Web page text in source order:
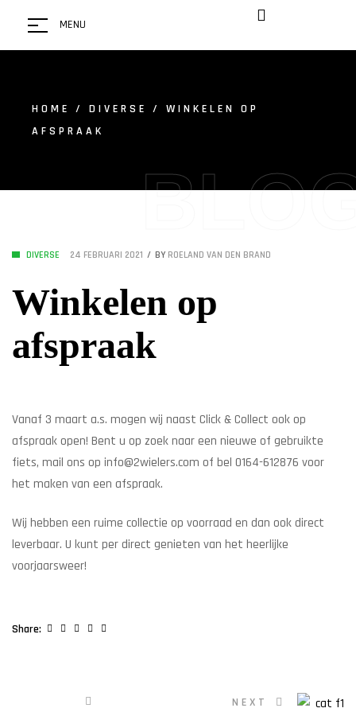
MENU
HOME / DIVERSE
/ WINKELEN OP
AFSPRAAK
DIVERSE 24 FEBRUARI 2021 BY ROELAND VAN DEN BRAND
Winkelen op
afspraak
Vanaf 3 maart a.s. mogen wij naast Click & Collect ook op
afspraak open! Bent u op zoek naar een nieuwe of gebruikte
fiets, mail ons op info@2wielers.com of bel 0164-612876 voor
het maken van een afspraak.
Wij hebben een ruime collectie op voorraad en dan ook direct
leverbaar. U kunt per direct genieten van het heerlijke
voorjaarsweer!
Share: Facebook
TwitterLinkedinGoogle+
NEXT